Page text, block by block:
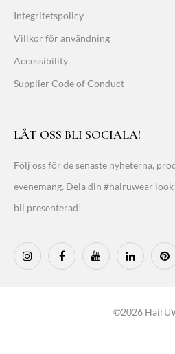
Integritetspolicy
Villkor för användning
Accessibility
Supplier Code of Conduct
LÅT OSS BLI SOCIALA!
Följ oss för de senaste nyheterna,
evenemang. Dela din #hairuwear
bli presenterad!
©2026